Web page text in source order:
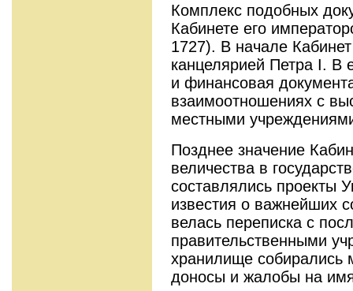
Комплекс подобных
Кабинете его
1727). В начале
канцелярией Петра I. В
и финансовая
взаимоотношениях с
местными
Позднее значение
величества в
составлялись проекты
известия о важнейших
велась переписка с
правительственными
хранилище собирались
доносы и жалобы на